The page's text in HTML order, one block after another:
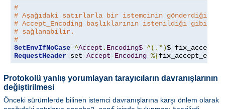
#
# Aşağıdaki satırlarla bir istemcinin gönderdiği
# Accept_Encoding başlıklarının istenildiği gibi
# sağlanabilir.
#
SetEnvIfNoCase ^Accept . Encoding$ ^(.*)$
RequestHeader set Accept-Encoding %{
Protokolü yanlış yorumlayan tarayıcıların davranışlarının
değiştirilmesi
Önceki sürümlerde bilinen istemci davranışlarına karşı önlem olarak